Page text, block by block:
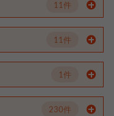
11件
11件
1件
230件